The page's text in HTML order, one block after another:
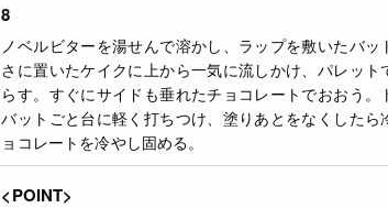
8
ノベルビターを湯せんで溶かし、ラップを敷いたバッ
さに置いたケイクに上から一気に流しかけ、パレット
らす。すぐにサイドも垂れたチョコレートでおおう。
バットごと台に軽く打ちつけ、塗りあとをなくしたら
ョコレートを冷やし固める。
<POINT>